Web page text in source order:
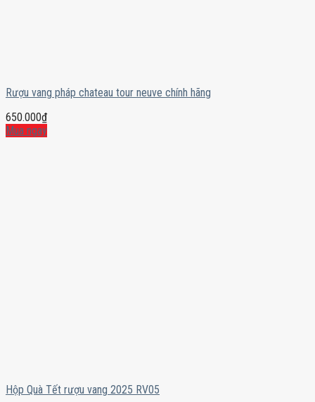
Rượu vang pháp chateau tour neuve chính hãng
650.000₫
Mua ngay
Hộp Quà Tết rượu vang 2025 RV05